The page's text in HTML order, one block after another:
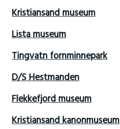
Kristiansand museum
Lista museum
Tingvatn fornminnepark
D/S Hestmanden
Flekkefjord museum
Kristiansand kanonmuseum